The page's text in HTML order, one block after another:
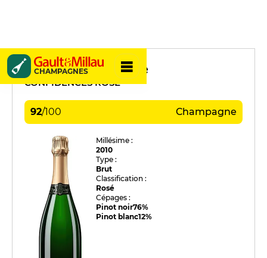
CHAMPAGNES
Chassenay d'Arce
CONFIDENCES ROSÉ
92/100 Champagne
Millésime :
2010
Type :
Brut
Classification :
Rosé
Cépages :
Pinot noir76%
Pinot blanc12%